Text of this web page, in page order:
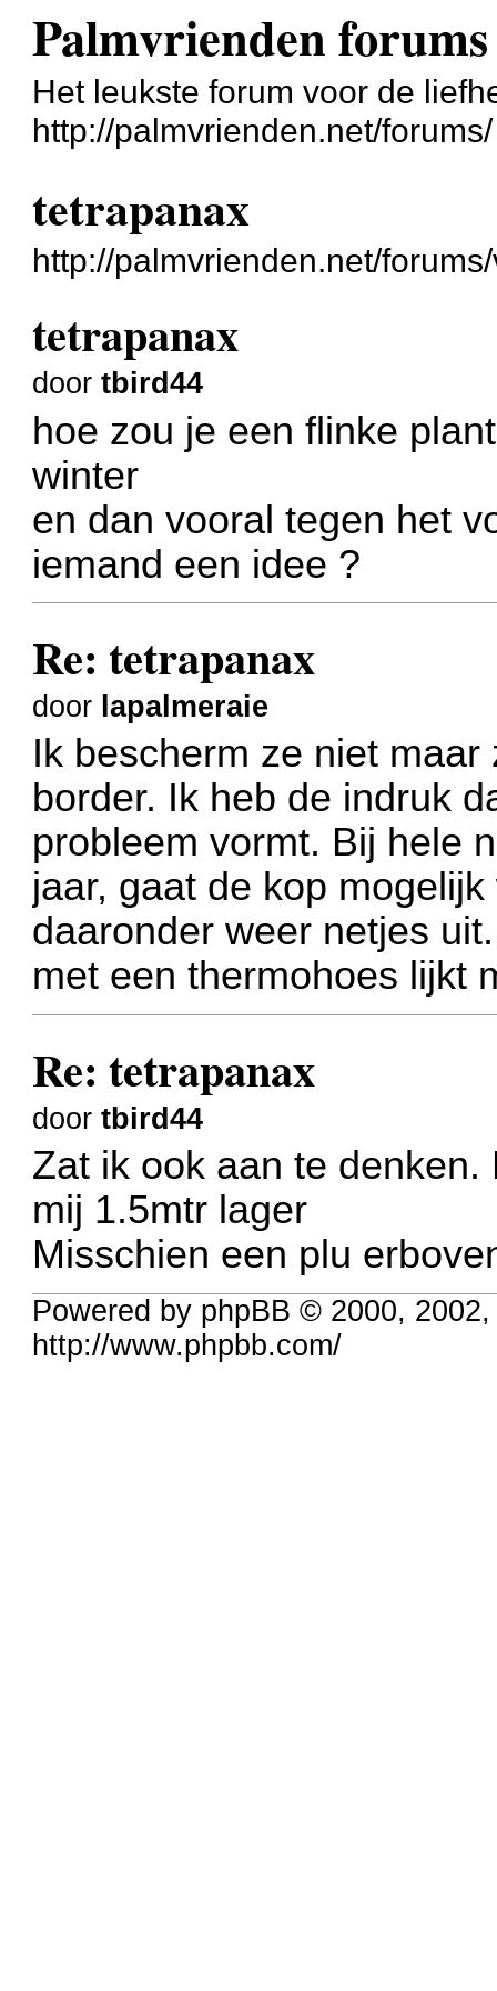
Palmvrienden forums
Het leukste forum voor de
http://palmvrienden.net/forums/
tetrapanax
http://palmvrienden.net/
tetrapanax
doortbird44
hoe zou je een flinke
winter
en dan vooral tegen het
iemand een idee ?
Re: tetrapanax
door lapalmeraie
Ik bescherm ze niet
border. Ik heb de indruk
probleem vormt. Bij hele
jaar, gaat de kop
daaronder weer netjes
met een thermohoes lijkt
Re: tetrapanax
doortbird44
Zat ik ook aan te
mij 1.5mtr lager
Misschien een plu
Powered by phpBB © 2000,
http://www.phpbb.com/